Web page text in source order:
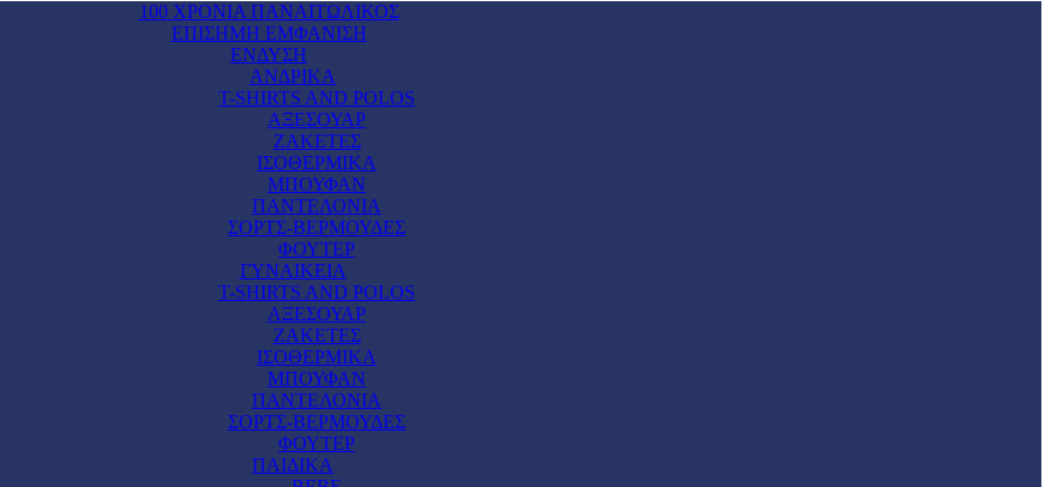
100 ΧΡΟΝΙΑ ΠΑΝΑΙΤΩΛΙΚΟΣ
ΕΠΙΣΗΜΗ ΕΜΦΑΝΙΣΗ
ΕΝΔΥΣΗ
ΑΝΔΡΙΚΑ
T-SHIRTS AND POLOS
ΑΞΕΣΟΥΑΡ
ΖΑΚΕΤΕΣ
ΙΣΟΘΕΡΜΙΚΑ
ΜΠΟΥΦΑΝ
ΠΑΝΤΕΛΟΝΙΑ
ΣΟΡΤΣ-ΒΕΡΜΟΥΔΕΣ
ΦΟΥΤΕΡ
ΓΥΝΑΙΚΕΙΑ
T-SHIRTS AND POLOS
ΑΞΕΣΟΥΑΡ
ΖΑΚΕΤΕΣ
ΙΣΟΘΕΡΜΙΚΑ
ΜΠΟΥΦΑΝ
ΠΑΝΤΕΛΟΝΙΑ
ΣΟΡΤΣ-ΒΕΡΜΟΥΔΕΣ
ΦΟΥΤΕΡ
ΠΑΙΔΙΚΑ